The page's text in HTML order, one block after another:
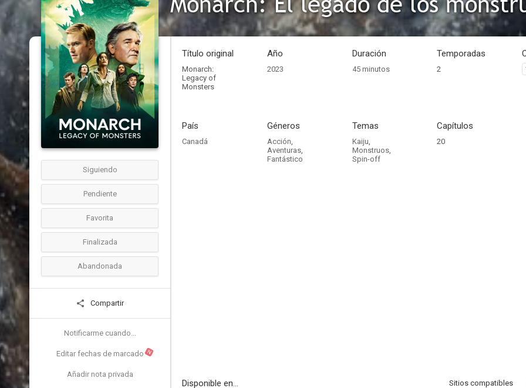
Siguiendo
Pendiente
Favorita
Finalizada
Abandonada
Compartir
Notificarme cuando...
Editar fechas de marcado N
Añadir nota privada
Título original
Monarch:
Legacy of
Monsters
Año
2023
Duración
45 minutos
Temporadas
2
País
Canadá
Géneros
Acción,
Aventuras,
Fantástico
Temas
Kaiju,
Monstruos,
Spin-off
Capítulos
20
Disponible en...
Sitios compatibles